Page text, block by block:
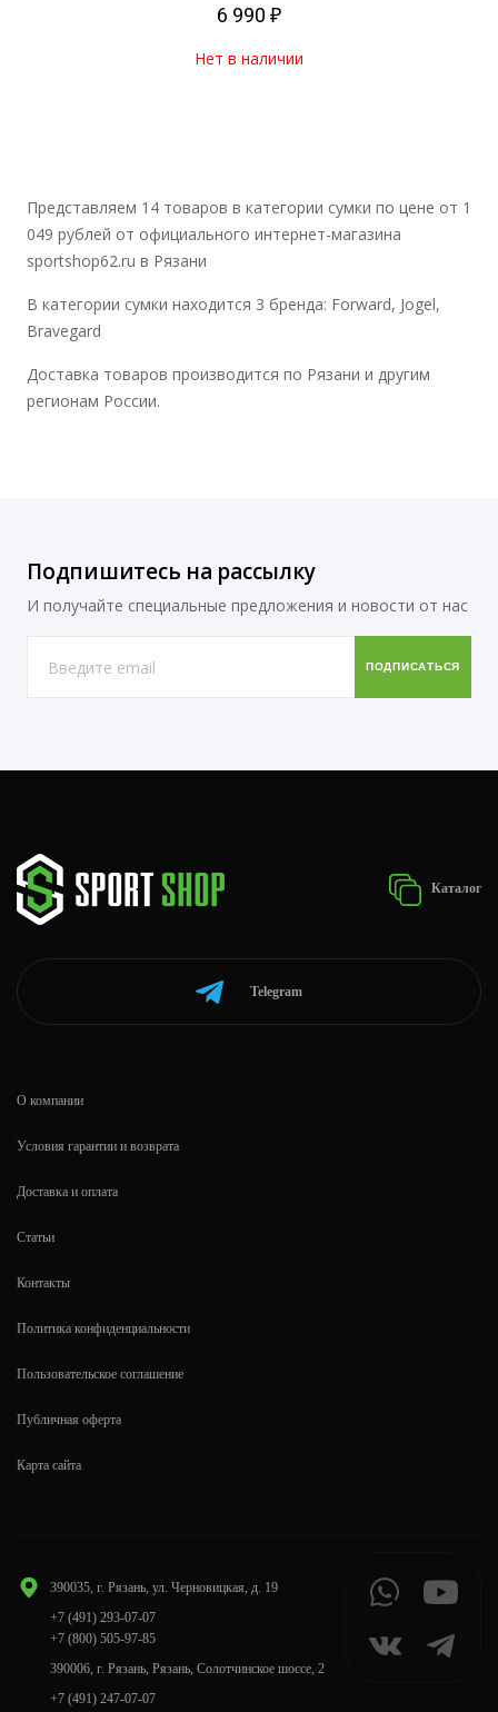
6 990 ₽
Нет в наличии
Представляем 14 товаров в категории сумки по цене от 1
049 рублей от официального интернет-магазина
sportshop62.ru в Рязани
В категории сумки находится 3 бренда: Forward, Jogel,
Bravegard
Доставка товаров производится по Рязани и другим
регионам России.
Подпишитесь на рассылку
И получайте специальные предложения и новости от нас
Каталог
Telegram
390035, г. Рязань, ул. Черновицкая, д. 19
+7 (491) 293-07-07
+7 (800) 505-97-85
390006, г. Рязань, Рязань, Солотчинское шоссе, 2
+7 (491) 247-07-07
О компании
Условия гарантии и возврата
Доставка и оплата
Статьи
Контакты
Политика конфиденциальности
Пользовательское соглашение
Публичная оферта
Карта сайта